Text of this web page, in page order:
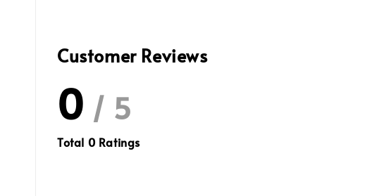
Customer Reviews
0 / 5
Total 0Ratings